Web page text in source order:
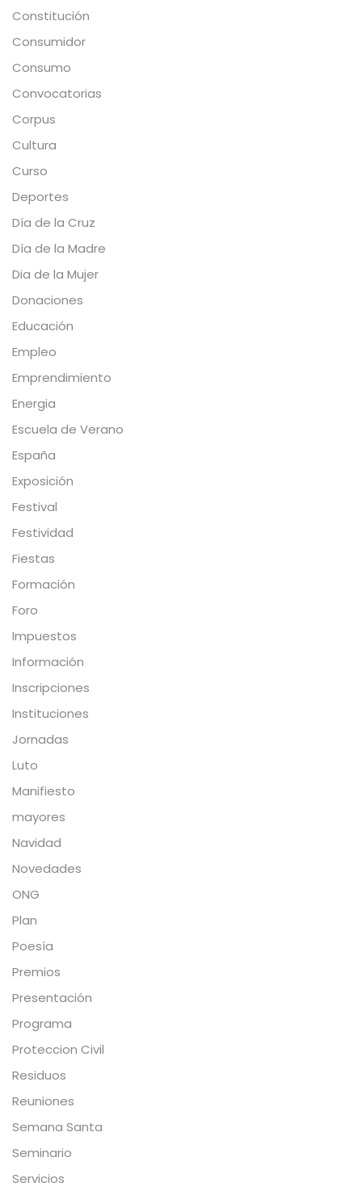
Constitución
Consumidor
Consumo
Convocatorias
Corpus
Cultura
Curso
Deportes
Día de la Cruz
Día de la Madre
Dia de la Mujer
Donaciones
Educación
Empleo
Emprendimiento
Energia
Escuela de Verano
España
Exposición
Festival
Festividad
Fiestas
Formación
Foro
Impuestos
Información
Inscripciones
Instituciones
Jornadas
Luto
Manifiesto
mayores
Navidad
Novedades
ONG
Plan
Poesía
Premios
Presentación
Programa
Proteccion Civil
Residuos
Reuniones
Semana Santa
Seminario
Servicios